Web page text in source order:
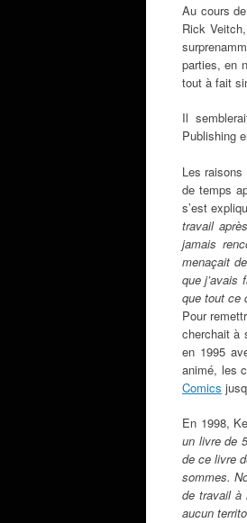
Au cours
Rick
parties, en
tout à fait
Il
Publishing
Les
de temps
s’est
travail
jamais
menaçait
que j’avais
que tout ce
Pour
cherchait à
en 1995
animé, les
Comics
En 1998,
un livre de
de ce livre
sommes.
de travail à
aucun